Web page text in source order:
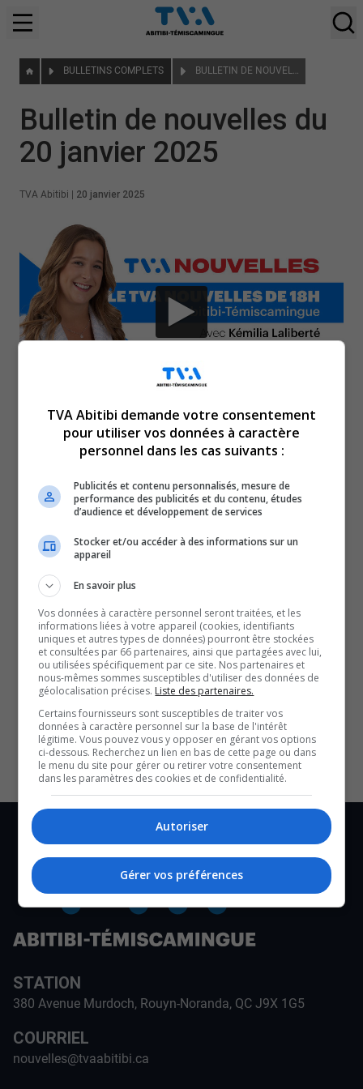
BULLETINS COMPLETS BULLETIN DE NOUVELLES DU 20 JANVIER 2025
Bulletin de nouvelles du
20 janvier 2025
TVA Abitibi 20 janvier 2025
Voici l’actualité de l’Abitibi-Témiscamingue.
Le TVA 12 h 13 et le TVA 17 h 58 sont des rendez-vous
incontournables pour connaître tout de l’actualité
régionale. Avec un bulletin de 12 minutes sur l’heure du
pour faire un tour d’horizon complet de ce qui a marqué
QUESTION DU JOUR
Commentaires
SOUTENIR NOS MÉDIAS, C’EST PROTÉGER NOTRE
CULTURE ET NOTRE ÉCONOMIE
STATION
380 Avenue Murdoch, Rouyn-Noranda, QC J9X 1G5
COURRIEL
nouvelles@tvaabitibi.ca
TVA Abitibi demande votre consentement
pour utiliser vos données à caractère
personnel dans les cas suivants :
Publicités et contenu personnalisés, mesure de
performance des publicités et du contenu, études
d’audience et développement de services
Stocker et/ou accéder à des informations sur un
appareil
En savoir plus
Vos données à caractère personnel seront traitées, et les
informations liées à votre appareil (cookies, identifiants
uniques et autres types de données) pourront être stockées
et consultées par 66 partenaires, ainsi que partagées avec lui,
ou utilisées spécifiquement par ce site. Nos partenaires et
nous-mêmes sommes susceptibles d'utiliser des données de
géolocalisation précises. Liste des partenaires.
Certains fournisseurs sont susceptibles de traiter vos
données à caractère personnel sur la base de l'intérêt
légitime. Vous pouvez vous y opposer en gérant vos options
ci-dessous. Recherchez un lien en bas de cette page ou dans
le menu du site pour gérer ou retirer votre consentement
dans les paramètres des cookies et de confidentialité.
Autoriser
Gérer vos préférences